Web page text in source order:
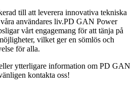
till att leverera innovativa tekniska
användares liv.PD GAN Power
vårt engagemang för att tänja på
vilket ger en sömlös och
för alla.
ytterligare information om PD GAN
kontakta oss!